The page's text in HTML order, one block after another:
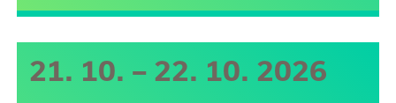
21. 10. – 22. 10. 2026